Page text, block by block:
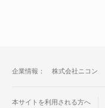
企業情報： 株式会社ニコン
本サイトを利用される方へ